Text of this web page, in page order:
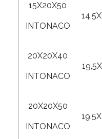
15X20X50
INTONACO
20X20X40
INTONACO
20X20X50
INTONACO